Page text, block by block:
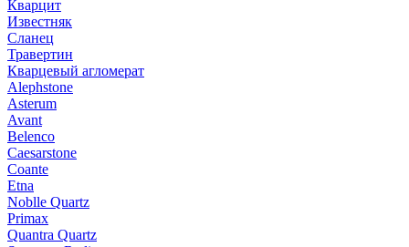
Кварцит
Известняк
Сланец
Травертин
Кварцевый агломерат
Alephstone
Asterum
Avant
Belenco
Caesarstone
Coante
Etna
Noblle Quartz
Primax
Quantra Quartz